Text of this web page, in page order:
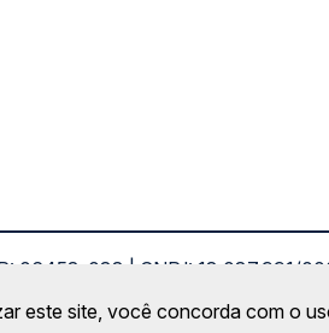
06453-038 | CNPJ: 18.087.991/
este site, você concorda com o